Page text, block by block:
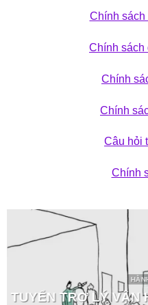
Chính sách
Chính sách
Chính
Chính
Câu hỏi
Chính
TUYỂN TRỢ LÝ VẬN